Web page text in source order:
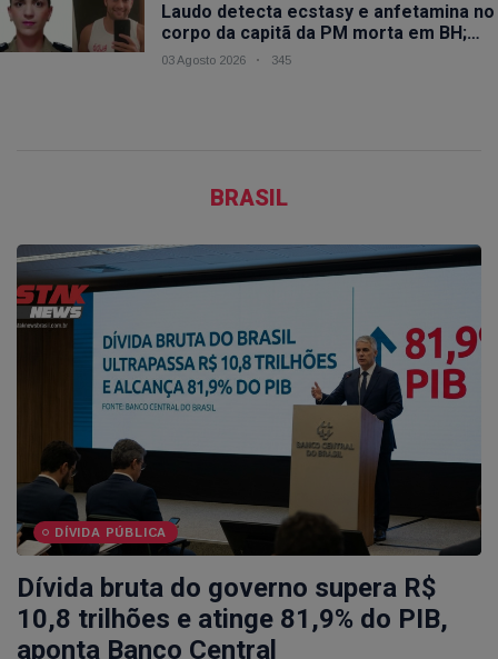
Laudo detecta ecstasy e anfetamina no
corpo da capitã da PM morta em BH;
marido é preso por feminicídio
03 Agosto 2026 345
BRASIL
DÍVIDA PÚBLICA
Dívida bruta do governo supera R$
10,8 trilhões e atinge 81,9% do PIB,
aponta Banco Central